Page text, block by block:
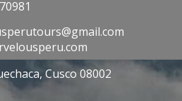
Cusco 08002